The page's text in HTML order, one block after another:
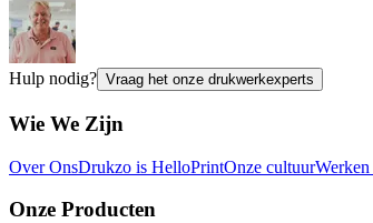
Hulp nodig? Vraag het onze drukwerkexperts
Wie We Zijn
Over OnsDrukzo is HelloPrintOnze cultuur
Onze Producten